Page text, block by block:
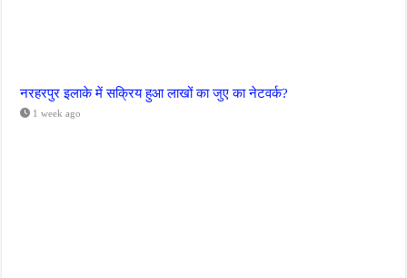
नरहरपुर इलाके में सक्रिय हुआ लाखों का जुए का नेटवर्क?
1 week ago